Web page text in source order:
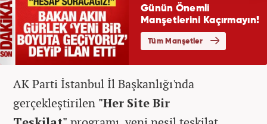
AK Parti İstanbul İl Başkanlığı'nda
gerçekleştirilen "Her Site Bir